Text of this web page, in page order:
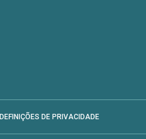
DEFINIÇÕES DE PRIVACIDADE